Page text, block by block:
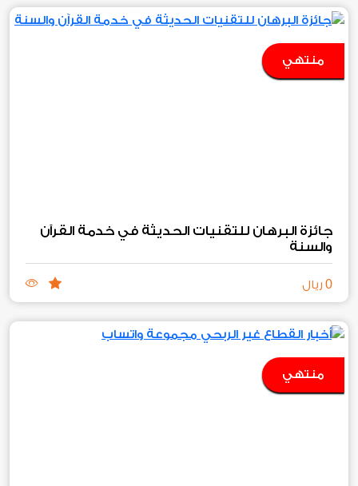
منتهي
جائزة البرهان للتقنيات الحديثة في خدمة القرآن
والسنة
0 ريال
منتهي